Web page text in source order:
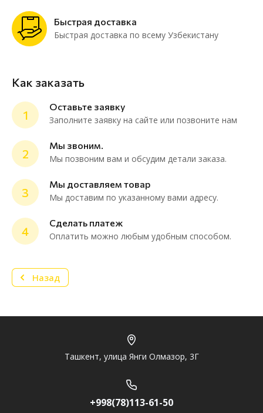
Быстрая доставка
Быстрая доставка по всему Узбекистану
Как заказать
1
Оставьте заявку
Заполните заявку на сайте или позвоните нам
2
Мы звоним.
Мы позвоним вам и обсудим детали заказа.
3
Мы доставляем товар
Мы доставим по указанному вами адресу.
4
Сделать платеж
Оплатить можно любым удобным способом.
Назад
Ташкент, улица Янги Олмазор, 3Г
+998(78)113-61-50
online
Мессенджеры
Нужна консультация или персональное
предложение? Пиши в мессенджер!
Telegram